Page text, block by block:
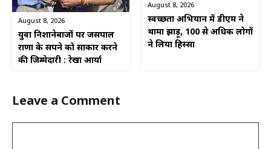
August 8, 2026
युवा निशानेबाजों पर जसपाल
राणा के सपने को साकार करने
की जिम्मेदारी : रेखा आर्या
August 8, 2026
स्वच्छता अभियान में डीएम ने
थामा झाड़ू, 100 से अधिक लोगों
ने लिया हिस्सा
Leave a Comment